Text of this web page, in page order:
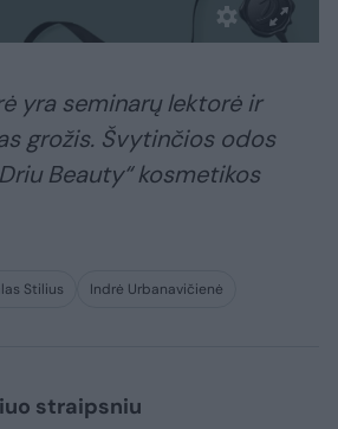
yra seminarų lektorė ir
grožis. Švytinčios odos
Beauty“ kosmetikos
Stilius Indrė Urbanavičienė
straipsniu